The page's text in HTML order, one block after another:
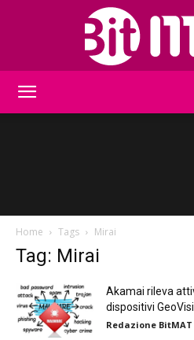
Home Tags Mirai
Tag: Mirai
Akamai rileva
dispositivi
Redazione BitMAT